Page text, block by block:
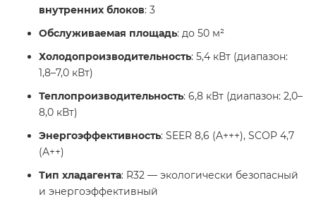
внутренних блоков: 3​
Обслуживаемая площадь: до 50 м²​
Холодопроизводительность: 5,4 кВт (диапазон:
1,8–7,0 кВт)​
Теплопроизводительность: 6,8 кВт (диапазон: 2,0–
8,0 кВт)​
Энергоэффективность: SEER 8,6 (A+++), SCOP 4,7
(A++)​
Тип хладагента: R32 — экологически безопасный
и энергоэффективный​